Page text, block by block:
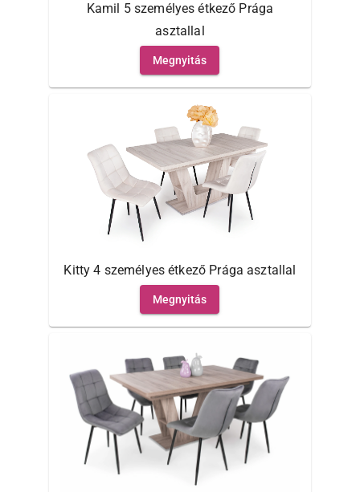
Kamil 5 személyes étkező Prága
asztallal
Megnyitás
Kitty 4 személyes étkező Prága asztallal
Megnyitás